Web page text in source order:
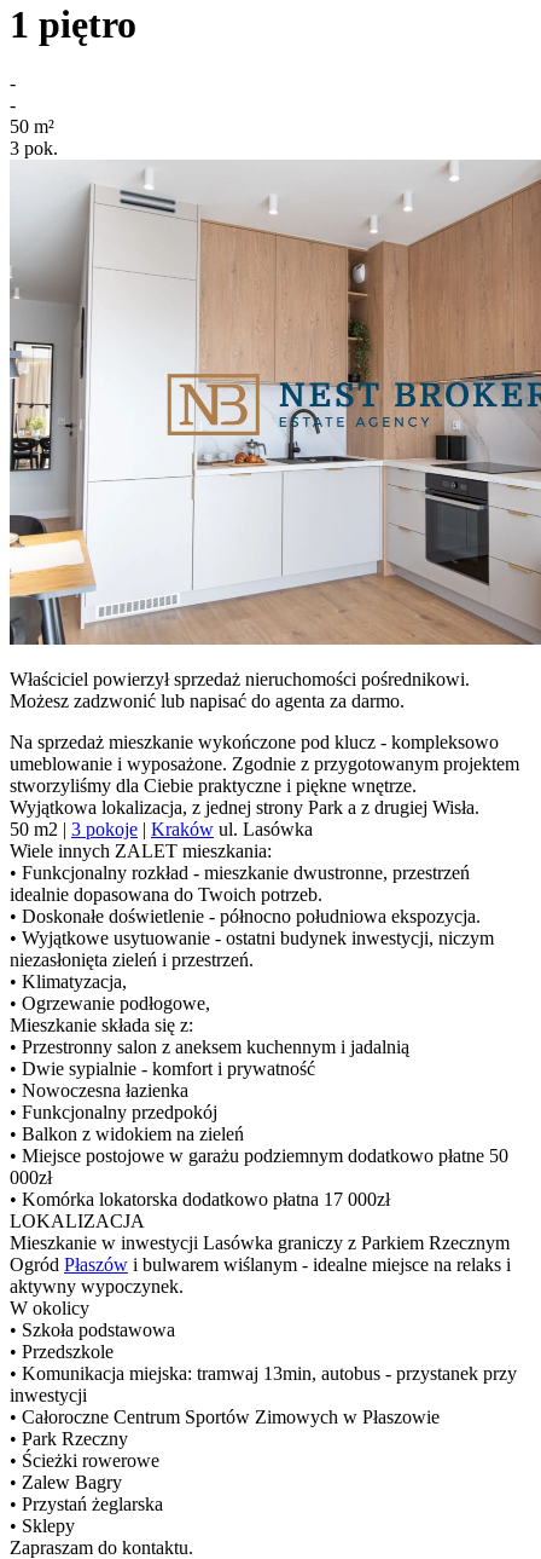
1 piętro
-
-
50 m²
3 pok.
Właściciel powierzył sprzedaż nieruchomości pośrednikowi.
Możesz zadzwonić lub napisać do agenta za darmo.
Na sprzedaż mieszkanie wykończone pod klucz - kompleksowo
umeblowanie i wyposażone. Zgodnie z przygotowanym projektem
stworzyliśmy dla Ciebie praktyczne i piękne wnętrze.
Wyjątkowa lokalizacja, z jednej strony Park a z drugiej Wisła.
50 m2 | 3 pokoje | Kraków ul. Lasówka
Wiele innych ZALET mieszkania:
• Funkcjonalny rozkład - mieszkanie dwustronne, przestrzeń
idealnie dopasowana do Twoich potrzeb.
• Doskonałe doświetlenie - północno południowa ekspozycja.
• Wyjątkowe usytuowanie - ostatni budynek inwestycji, niczym
niezasłonięta zieleń i przestrzeń.
• Klimatyzacja,
• Ogrzewanie podłogowe,
Mieszkanie składa się z:
• Przestronny salon z aneksem kuchennym i jadalnią
• Dwie sypialnie - komfort i prywatność
• Nowoczesna łazienka
• Funkcjonalny przedpokój
• Balkon z widokiem na zieleń
• Miejsce postojowe w garażu podziemnym dodatkowo płatne 50
000zł
• Komórka lokatorska dodatkowo płatna 17 000zł
LOKALIZACJA
Mieszkanie w inwestycji Lasówka graniczy z Parkiem Rzecznym
Ogród Płaszów i bulwarem wiślanym - idealne miejsce na relaks i
aktywny wypoczynek.
W okolicy
• Szkoła podstawowa
• Przedszkole
• Komunikacja miejska: tramwaj 13min, autobus - przystanek przy
inwestycji
• Całoroczne Centrum Sportów Zimowych w Płaszowie
• Park Rzeczny
• Ścieżki rowerowe
• Zalew Bagry
• Przystań żeglarska
• Sklepy
Zapraszam do kontaktu.